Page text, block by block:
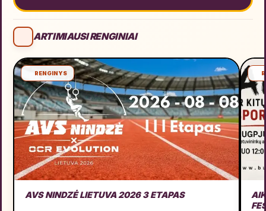
ARTIMIAUSI RENGINIAI
RENGINYS
AVS NINDZĖ LIETUVA 2026 3 ETAPAS